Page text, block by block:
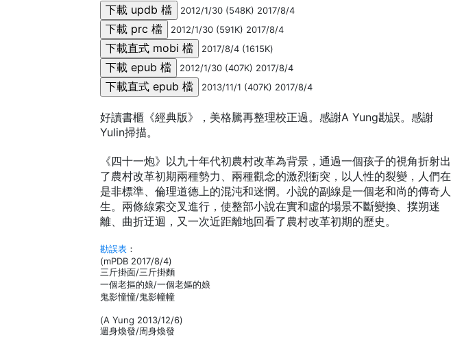
2012/1/30 (548K) 2017/8/4
2012/1/30 (591K) 2017/8/4
2017/8/4 (1615K)
2012/1/30 (407K) 2017/8/4
2013/11/1 (407K) 2017/8/4
好讀書櫃《經典版》，美格騰再整理校正過。感謝A Yung勘誤。感謝
Yulin掃描。
《四十一炮》以九十年代初農村改革為背景，通過一個孩子的視角折射出
了農村改革初期兩種勢力、兩種觀念的激烈衝突，以人性的裂變，人們在
是非標準、倫理道德上的混沌和迷惘。小說的副線是一個老和尚的傳奇人
生。兩條線索交叉進行，使整部小說在實和虛的場景不斷變換、撲朔迷
離、曲折迂迴，又一次近距離地回看了農村改革初期的歷史。
勘誤表 ：
(mPDB 2017/8/4)
三斤掛面/三斤掛麵
一個老摳的娘/一個老嫗的娘
鬼影憧憧/鬼影幢幢
(A Yung 2013/12/6)
週身煥發/周身煥發